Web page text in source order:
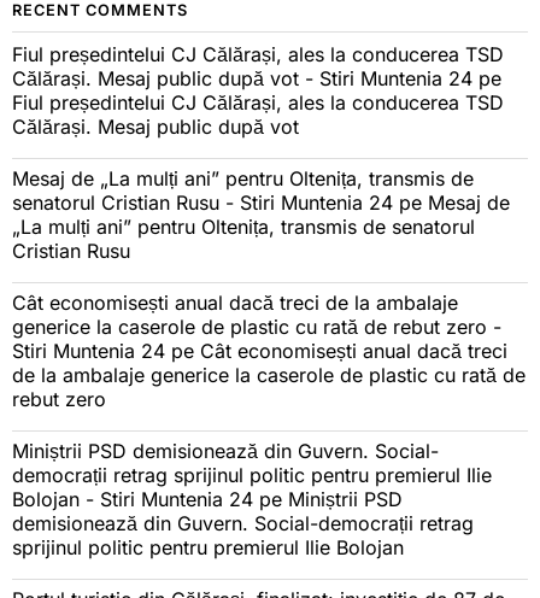
RECENT COMMENTS
Fiul președintelui CJ Călărași, ales la conducerea TSD
Călărași. Mesaj public după vot - Stiri Muntenia 24 pe
Fiul președintelui CJ Călărași, ales la conducerea TSD
Călărași. Mesaj public după vot
Mesaj de „La mulți ani” pentru Oltenița, transmis de
senatorul Cristian Rusu - Stiri Muntenia 24 pe Mesaj de
„La mulți ani” pentru Oltenița, transmis de senatorul
Cristian Rusu
Cât economisești anual dacă treci de la ambalaje
generice la caserole de plastic cu rată de rebut zero -
Stiri Muntenia 24 pe Cât economisești anual dacă treci
de la ambalaje generice la caserole de plastic cu rată de
rebut zero
Miniștrii PSD demisionează din Guvern. Social-
democrații retrag sprijinul politic pentru premierul Ilie
Bolojan - Stiri Muntenia 24 pe Miniștrii PSD
demisionează din Guvern. Social-democrații retrag
sprijinul politic pentru premierul Ilie Bolojan